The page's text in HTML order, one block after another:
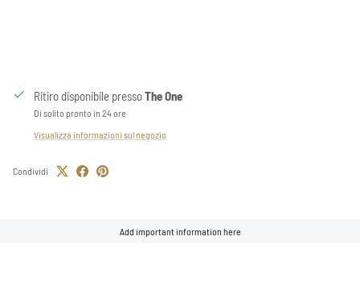
Ritiro disponibile pressoThe One
Di solito pronto in 24 ore
Visualizza informazioni sul negozio
Condividi
Add important information here